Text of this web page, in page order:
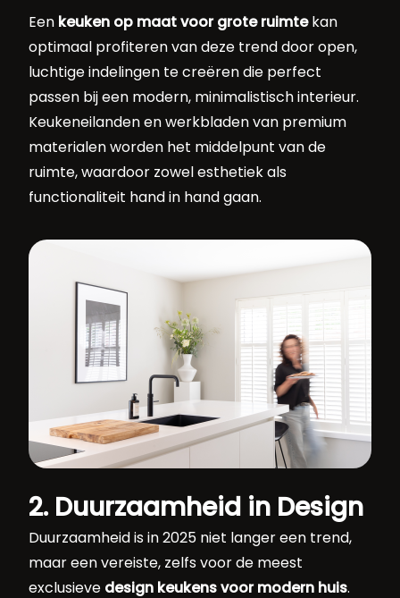
Een keuken op maat voor grote ruimtekan
optimaal profiteren van deze trend door open,
luchtige indelingen te creëren die perfect
passen bij een modern, minimalistisch interieur.
Keukeneilanden en werkbladen van premium
materialen worden het middelpunt van de
ruimte, waardoor zowel esthetiek als
functionaliteit hand in hand gaan.
2. Duurzaamheid in Design
Duurzaamheid is in 2025 niet langer een trend,
maar een vereiste, zelfs voor de meest
exclusieve design keukens voor modern huis.